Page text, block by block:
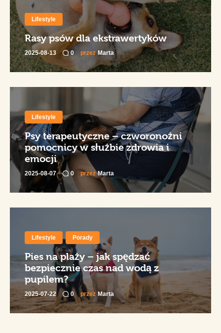
Lifestyle
Rasy psów dla ekstrawertyków
2025-08-13 0 przez Marta
Lifestyle
Psy terapeutyczne – czworonożni
pomocnicy w służbie zdrowia i
emocji
2025-08-07 0 przez Marta
Lifestyle Porady
Pies na plaży – jak spędzać
bezpiecznie czas nad wodą z
pupilem?
2025-07-22 0 przez Marta